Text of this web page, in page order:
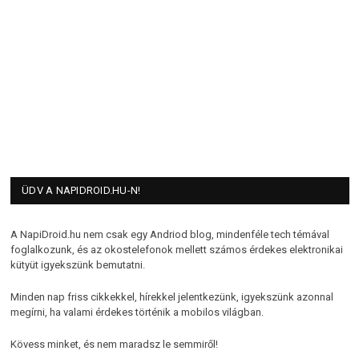
ÜDV A NAPIDROID.HU-N!
A NapiDroid.hu nem csak egy Andriod blog, mindenféle tech témával
foglalkozunk, és az okostelefonok mellett számos érdekes elektronikai
kütyüt igyekszünk bemutatni.
Minden nap friss cikkekkel, hírekkel jelentkezünk, igyekszünk azonnal
megírni, ha valami érdekes történik a mobilos világban.
Kövess minket, és nem maradsz le semmiről!